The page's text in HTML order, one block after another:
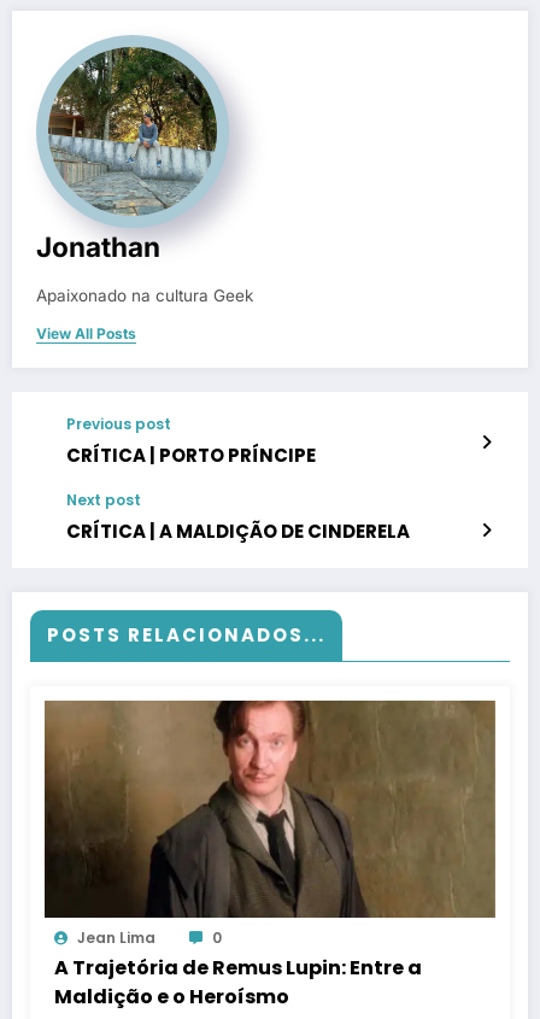
Jonathan
Apaixonado na cultura Geek
View All Posts
Previous post
CRÍTICA | PORTO PRÍNCIPE
Next post
CRÍTICA | A MALDIÇÃO DE CINDERELA
POSTS RELACIONADOS...
Jean Lima 0
A Trajetória de Remus Lupin: Entre a
Maldição e o Heroísmo